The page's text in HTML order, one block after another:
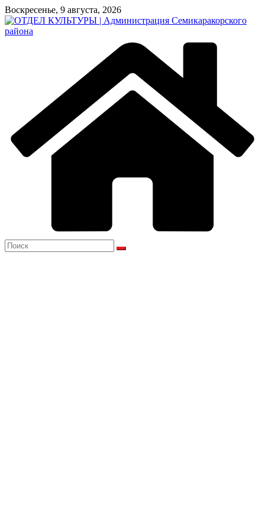
Перейти
к
содержимому
Воскресенье, 9 августа, 2026